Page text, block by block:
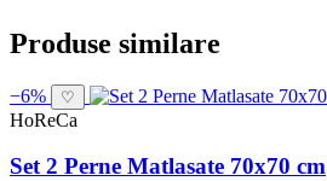
Produse similare
−6% ♡
HoReCa
Set 2 Perne Matlasate 70x70 cm